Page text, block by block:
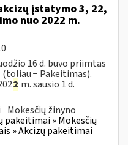
įstatymo 3, 22,
nuo 2022 m.
16 d. buvo priimtas
− Pakeitimas).
2 m. sausio 1 d.
Mokesčių žinyno
pakeitimai » Mokesčių
» Akcizų pakeitimai